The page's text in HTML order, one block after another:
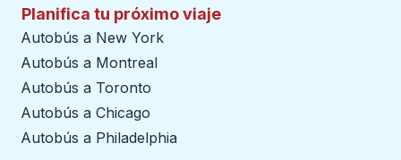
Planifica tu próximo viaje
Autobús a New York
Autobús a Montreal
Autobús a Toronto
Autobús a Chicago
Autobús a Philadelphia